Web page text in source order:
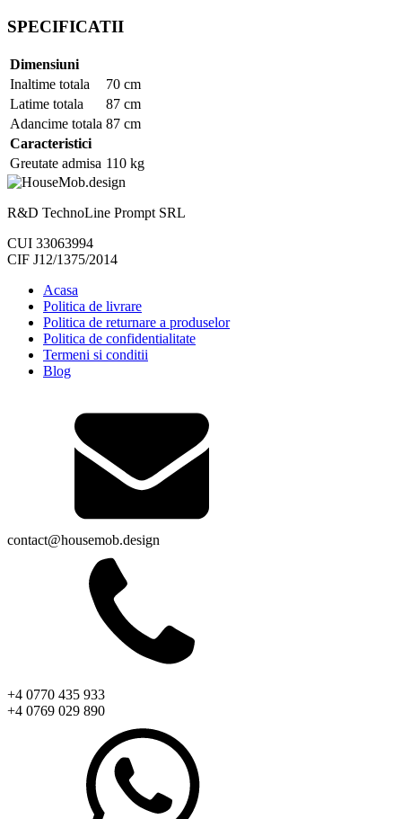
SPECIFICATII
Dimensiuni
Inaltime totala
70 cm
Latime totala
87 cm
Adancime totala 87 cm
Caracteristici
Greutate admisa 110 kg
R&D TechnoLine Prompt SRL
CUI 33063994
CIF J12/1375/2014
Acasa
Politica de livrare
Politica de returnare a produselor
Politica de confidentialitate
Termeni si conditii
Blog
contact@housemob.design
+4 0770 435 933
+4 0769 029 890